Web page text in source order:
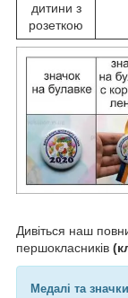
дитини з
розеткою
Дивіться наш
першокласників
Медалі та